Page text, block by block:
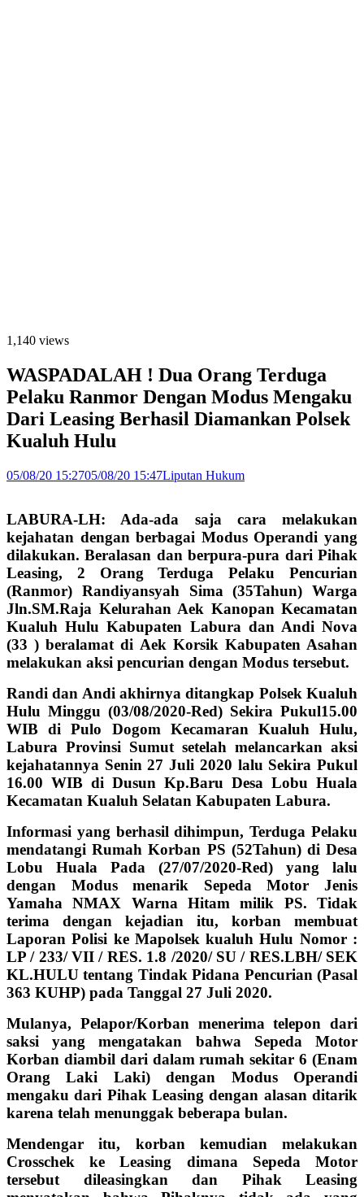
1,140 views
WASPADALAH ! Dua Orang Terduga
Pelaku Ranmor Dengan Modus Mengaku
Dari Leasing Berhasil Diamankan Polsek
Kualuh Hulu
05/08/20 15:2705/08/20 15:47Liputan Hukum
LABURA-LH: Ada-ada saja cara melakukan
kejahatan dengan berbagai Modus Operandi yang
dilakukan. Beralasan dan berpura-pura dari Pihak
Leasing, 2 Orang Terduga Pelaku Pencurian
(Ranmor) Randiyansyah Sima (35Tahun) Warga
Jln.SM.Raja Kelurahan Aek Kanopan Kecamatan
Kualuh Hulu Kabupaten Labura dan Andi Nova
(33 ) beralamat di Aek Korsik Kabupaten Asahan
melakukan aksi pencurian dengan Modus tersebut.
Randi dan Andi akhirnya ditangkap Polsek Kualuh
Hulu Minggu (03/08/2020-Red) Sekira Pukul15.00
WIB di Pulo Dogom Kecamaran Kualuh Hulu,
Labura Provinsi Sumut setelah melancarkan aksi
kejahatannya Senin 27 Juli 2020 lalu Sekira Pukul
16.00 WIB di Dusun Kp.Baru Desa Lobu Huala
Kecamatan Kualuh Selatan Kabupaten Labura.
Informasi yang berhasil dihimpun, Terduga Pelaku
mendatangi Rumah Korban PS (52Tahun) di Desa
Lobu Huala Pada (27/07/2020-Red) yang lalu
dengan Modus menarik Sepeda Motor Jenis
Yamaha NMAX Warna Hitam milik PS. Tidak
terima dengan kejadian itu, korban membuat
Laporan Polisi ke Mapolsek kualuh Hulu Nomor :
LP / 233/ VII / RES. 1.8 /2020/ SU / RES.LBH/ SEK
KL.HULU tentang Tindak Pidana Pencurian (Pasal
363 KUHP) pada Tanggal 27 Juli 2020.
Mulanya, Pelapor/Korban menerima telepon dari
saksi yang mengatakan bahwa Sepeda Motor
Korban diambil dari dalam rumah sekitar 6 (Enam
Orang Laki Laki) dengan Modus Operandi
mengaku dari Pihak Leasing dengan alasan ditarik
karena telah menunggak beberapa bulan.
Mendengar itu, korban kemudian melakukan
Crosschek ke Leasing dimana Sepeda Motor
tersebut dileasingkan dan Pihak Leasing